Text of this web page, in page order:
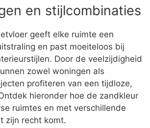
en stijlcombinaties
geeft elke ruimte een
en past moeiteloos bij
Door de veelzijdigheid
zowel woningen als
profiteren van een tijdloze,
hieronder hoe de zandkleur
ruimtes en met verschillende
zijn recht komt.